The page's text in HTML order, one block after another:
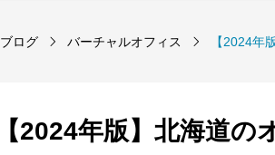
ブログ バーチャルオフィス 【2024年
【2024年版】北海道